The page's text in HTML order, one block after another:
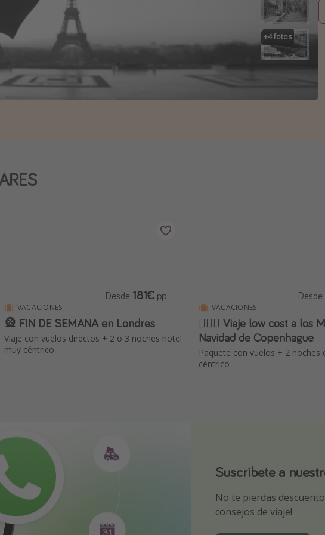
+4fotos
VACACIONES
🎡 FIN DE SEMANA en Londres
Viaje con vuelos directos + 2 o 3 noches hotel
muy céntrico
Desde 181€ pp
VACACIONES
🧜🏻‍♀️ Viaje low cost a los
Navidad de Copenhague
Paquete con vuelos + 2 noches
céntrico
Desde
Suscríbete a
No te pierdas
consejos de viaje!
Descarga nuestra
Sé el primero en
¡Suscríbete a
¡Recibe las mejores
expertos en viajes